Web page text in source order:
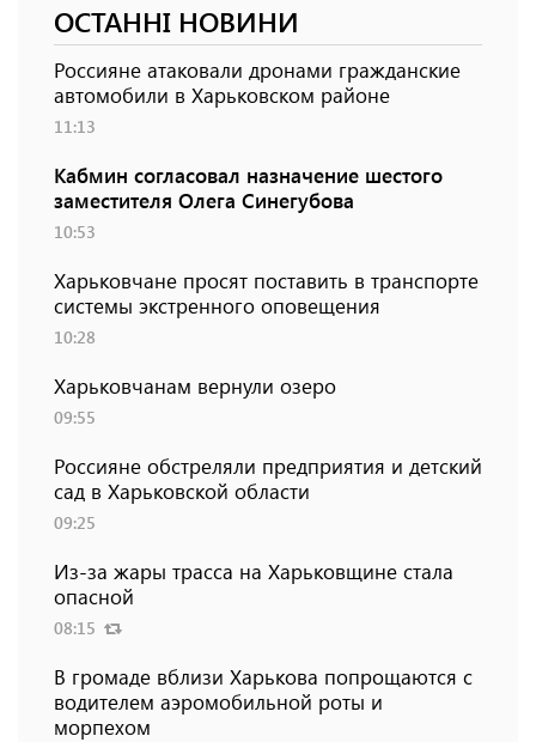
ОСТАННІ НОВИНИ
Россияне атаковали дронами гражданские
автомобили в Харьковском районе
11:13
Кабмин согласовал назначение шестого
заместителя Олега Синегубова
10:53
Харьковчане просят поставить в транспорте
системы экстренного оповещения
10:28
Харьковчанам вернули озеро
09:55
Россияне обстреляли предприятия и детский
сад в Харьковской области
09:25
Из-за жары трасса на Харьковщине стала
опасной
08:15
В громаде вблизи Харькова попрощаются с
водителем аэромобильной роты и
морпехом